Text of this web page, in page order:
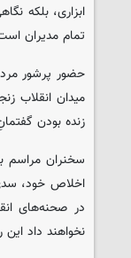
ابزاری، بلکه
تمام مدیران
حضور پرشور
میدان انقلاب
زنده بودن
سخنران مراسم
اخلاص خود،
در صحنه‌های
نخواهند داد